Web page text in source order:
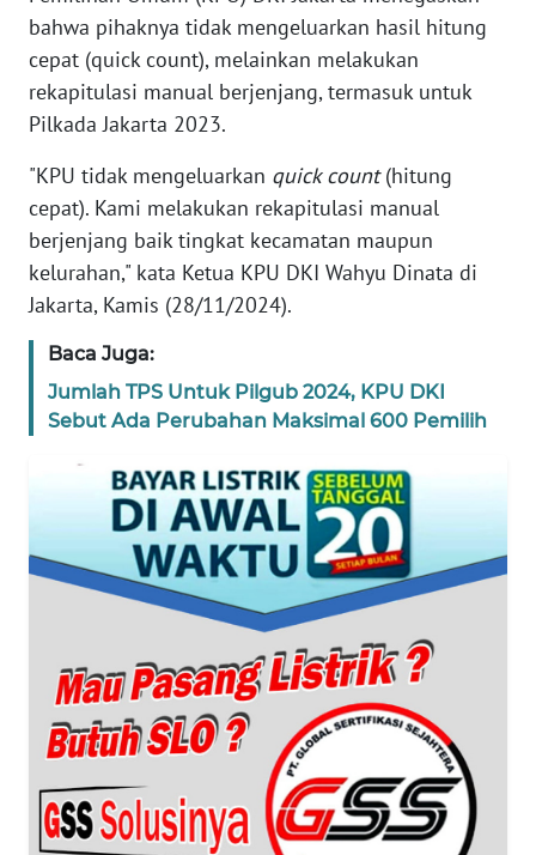
bahwa pihaknya tidak mengeluarkan hasil hitung
cepat (quick count), melainkan melakukan
rekapitulasi manual berjenjang, termasuk untuk
Pilkada Jakarta 2023.
"KPU tidak mengeluarkan quick count(hitung
cepat). Kami melakukan rekapitulasi manual
berjenjang baik tingkat kecamatan maupun
kelurahan," kata Ketua KPU DKI Wahyu Dinata di
Jakarta, Kamis (28/11/2024).
Baca Juga:
Jumlah TPS Untuk Pilgub 2024, KPU DKI
Sebut Ada Perubahan Maksimal 600 Pemilih
REDAKSI
KARIR
Wahana
News
Regional
WN
WN
JAKARTA
WN
WN
NTT
WN
WN